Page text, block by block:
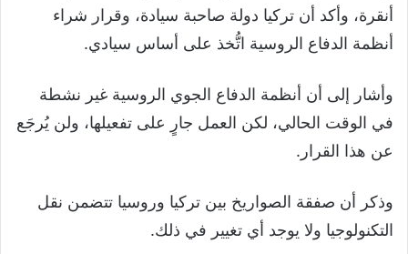
أنقرة، وأكد أن تركيا دولة صاحبة سيادة، وقرار شراء
أنظمة الدفاع الروسية اتُّخذ على أساس سيادي.
وأشار إلى أن أنظمة الدفاع الجوي الروسية غير نشطة
في الوقت الحالي، لكن العمل جارٍ على تفعيلها، ولن يُرجَع
عن هذا القرار.
وذكر أن صفقة الصواريخ بين تركيا وروسيا تتضمن نقل
التكنولوجيا ولا يوجد أي تغيير في ذلك.